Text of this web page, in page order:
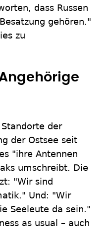
dass Russen
gehören."
zu
der
der Ostsee seit
"ihre Antennen
umschreibt. Die
"Wir sind
Und: "Wir
Seeleute da sein."
as usual – auch